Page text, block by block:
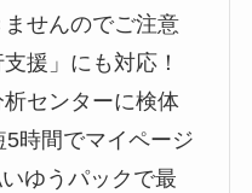
せんのでご注意
援」にも対応！
センターに検体
時間でマイページ
ゆうパックで最